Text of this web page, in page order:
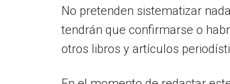
No pretenden sistematizar
tendrán que confirmarse o
otros libros y artículos